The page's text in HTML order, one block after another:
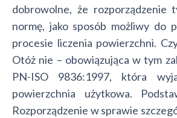
dobrowolne, że rozporządzenie
normę, jako sposób możliwy do
procesie liczenia powierzchni.
Otóż nie – obowiązująca w tym
PN-ISO 9836:1997, która
powierzchnia użytkowa.
Rozporządzenie w sprawie